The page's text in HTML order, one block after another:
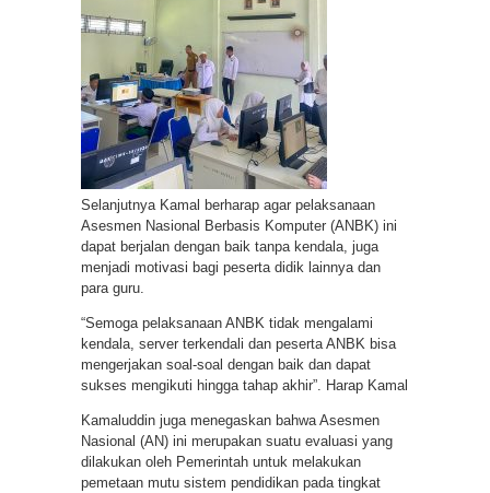
Selanjutnya Kamal berharap agar pelaksanaan
Asesmen Nasional Berbasis Komputer (ANBK) ini
dapat berjalan dengan baik tanpa kendala, juga
menjadi motivasi bagi peserta didik lainnya dan
para guru.
“Semoga pelaksanaan ANBK tidak mengalami
kendala, server terkendali dan peserta ANBK bisa
mengerjakan soal-soal dengan baik dan dapat
sukses mengikuti hingga tahap akhir”. Harap Kamal
Kamaluddin juga menegaskan bahwa Asesmen
Nasional (AN) ini merupakan suatu evaluasi yang
dilakukan oleh Pemerintah untuk melakukan
pemetaan mutu sistem pendidikan pada tingkat